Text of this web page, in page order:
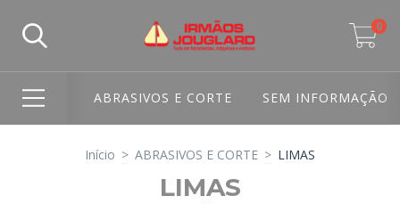
0
ABRASIVOS E CORTE SEM INFORMAÇÃO
Início > ABRASIVOS E CORTE > LIMAS
LIMAS